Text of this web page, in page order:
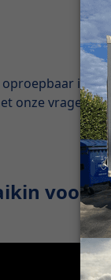
is,
onze vragen
voor